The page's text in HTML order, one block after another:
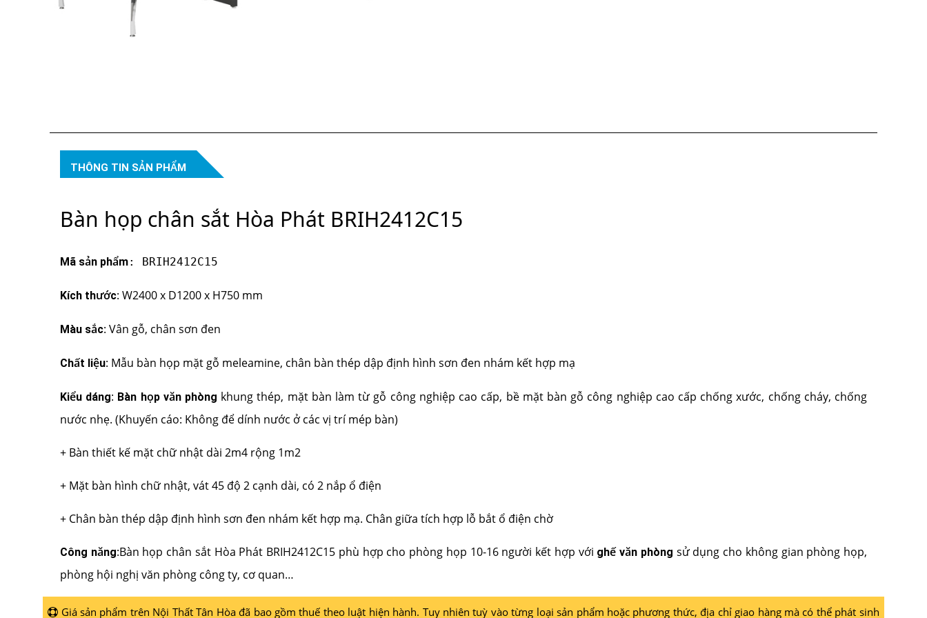
THÔNG TIN SẢN PHẨM
Bàn họp chân sắt Hòa Phát BRIH2412C15
Mã sản phẩm: BRIH2412C15
Kích thước: W2400 x D1200 x H750 mm
Màu sắc: Vân gỗ, chân sơn đen
Chất liệu: Mẫu bàn họp mặt gỗ meleamine, chân bàn thép dập định hình sơn đen nhám kết hợp mạ
Kiểu dáng: Bàn họp văn phòng khung thép, mặt bàn làm từ gỗ công nghiệp cao cấp, bề mặt bàn gỗ công nghiệp cao cấp chống xước, chống cháy, chống
nước nhẹ. (Khuyến cáo: Không để dính nước ở các vị trí mép bàn)
+ Bàn thiết kế mặt chữ nhật dài 2m4 rộng 1m2
+ Mặt bàn hình chữ nhật, vát 45 độ 2 cạnh dài, có 2 nắp ổ điện
+ Chân bàn thép dập định hình sơn đen nhám kết hợp mạ. Chân giữa tích hợp lỗ bắt ổ điện chờ
Công năng:Bàn họp chân sắt Hòa Phát BRIH2412C15 phù hợp cho phòng họp 10-16 người kết hợp với ghế văn phòng sử dụng cho không gian phòng họp,
phòng hội nghị văn phòng công ty, cơ quan…
Giá sản phẩm trên Nội Thất Tân Hòa đã bao gồm thuế theo luật hiện hành. Tuy nhiên tuỳ vào từng loại sản phẩm hoặc phương thức, địa chỉ giao hàng mà có thể phát sinh